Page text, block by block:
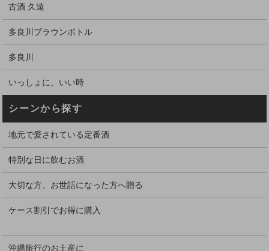
古酒 久遠
多良川ブラウンボトル
多良川
いっしょに、いい時
シーンから探す
地元で愛されている定番酒
特別な日に飲むお酒
大切な方、お世話になった方へ贈る
ケース割引でお得に購入
沖縄旅行のお土産に